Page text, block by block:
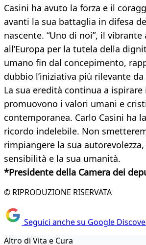
Casini ha avuto la forza e il
avanti la sua battaglia in difesa
nascente. “Uno di noi”, il vibrante
all’Europa per la tutela della
umano fin dal concepimento,
dubbio l’iniziativa più rilevante
La sua eredità continua a
promuovono i valori umani e
contemporanea. Carlo Casini ha
ricordo indelebile. Non
rimpiangere la sua autorevolezza,
sensibilità e la sua umanità.
*Presidente della Camera dei
© RIPRODUZIONE RISERVATA
Seguici anche su Google
Altro di Vita e Cura